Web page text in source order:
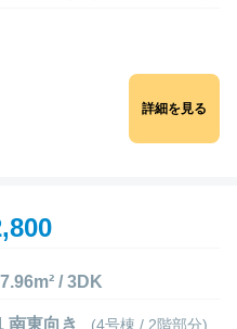
詳細を見る
/ 3DK
南東向き (4号棟 / 2階部分)